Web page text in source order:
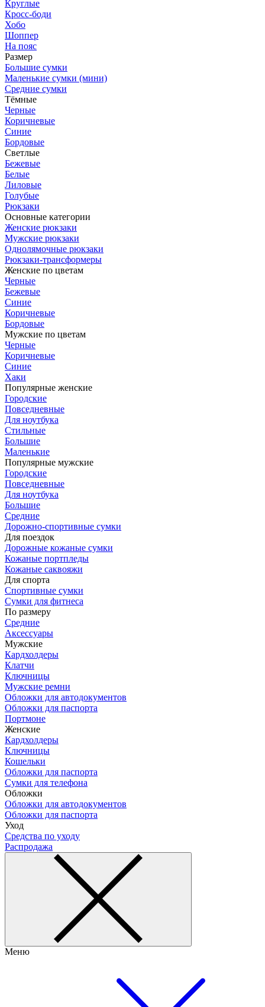
Круглые
Кросс-боди
Хобо
Шоппер
На пояс
Размер
Большие сумки
Маленькие сумки (мини)
Средние сумки
Тёмные
Черные
Коричневые
Синие
Бордовые
Светлые
Бежевые
Белые
Лиловые
Голубые
Рюкзаки
Основные категории
Женские рюкзаки
Мужские рюкзаки
Однолямочные рюкзаки
Рюкзаки-трансформеры
Женские по цветам
Черные
Бежевые
Синие
Коричневые
Бордовые
Мужские по цветам
Черные
Коричневые
Синие
Хаки
Популярные женские
Городские
Повседневные
Для ноутбука
Стильные
Большие
Маленькие
Популярные мужские
Городские
Повседневные
Для ноутбука
Большие
Средние
Дорожно-спортивные сумки
Для поездок
Дорожные кожаные сумки
Кожаные портпледы
Кожаные саквояжи
Для спорта
Спортивные сумки
Сумки для фитнеса
По размеру
Средние
Аксессуары
Мужские
Кардхолдеры
Клатчи
Ключницы
Мужские ремни
Обложки для автодокументов
Обложки для паспорта
Портмоне
Женские
Кардхолдеры
Ключницы
Кошельки
Обложки для паспорта
Сумки для телефона
Обложки
Обложки для автодокументов
Обложки для паспорта
Уход
Средства по уходу
Распродажа
Меню